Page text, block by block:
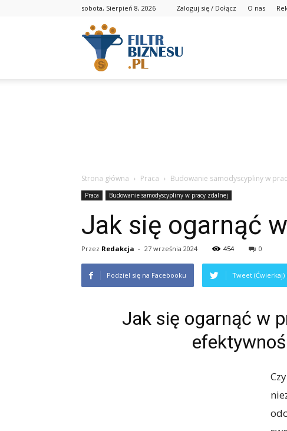
sobota, Sierpień 8, 2026 Zaloguj się / Dołącz O nas
Strona główna Praca Budowanie samodyscypliny w
Praca Budowanie samodyscypliny w pracy zdalnej
Jak się ogarnąć
Przez Redakcja - 27 września 2024 454 0
Podziel się na Facebooku Tweet
Jak się ogarnąć w